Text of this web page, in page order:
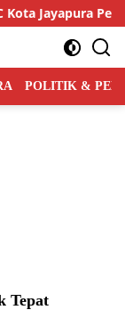
Jayapura
POLITIK &
Tepat